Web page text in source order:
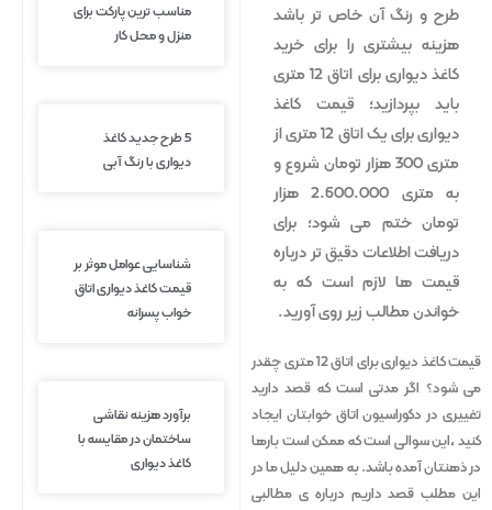
طرح و رنگ آن خاص تر باشد
هزینه بیشتری را برای خرید
کاغذ دیواری برای اتاق 12 متری
باید بپردازید؛ قیمت کاغذ
دیواری برای یک اتاق 12 متری از
متری 300 هزار تومان شروع و
به متری 2.600.000 هزار
تومان ختم می شود؛ برای
دریافت اطلاعات دقیق تر درباره
قیمت ها لازم است که به
خواندن مطالب زیر روی آورید.
قیمت کاغذ دیواری برای اتاق 12 متری چقدر
می شود؟ اگر مدتی است که قصد دارید
تغییری در دکوراسیون اتاق خوابتان ایجاد
کنید ،این سوالی است که ممکن است بارها
در ذهنتان آمده باشد. به همین دلیل ما در
این مطلب قصد داریم درباره ی مطالبی
مناسب ترین پارکت برای
منزل و محل کار
5 طرح جدید کاغذ
دیواری با رنگ آبی
شناسایی عوامل موثر بر
قیمت کاغذ دیواری اتاق
خواب پسرانه
برآورد هزینه نقاشی
ساختمان در مقایسه با
کاغذ دیواری